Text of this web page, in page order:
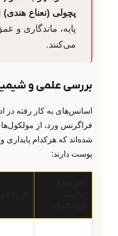
پچولی (نعناع هندی)
پایه، ماندگاری و
می‌کنند.
بررسی علمی و
اسانس‌های به کار رفته در
فراگرنس ورد، از
شده‌اند که هرکدام پایداری
پوست دارند: